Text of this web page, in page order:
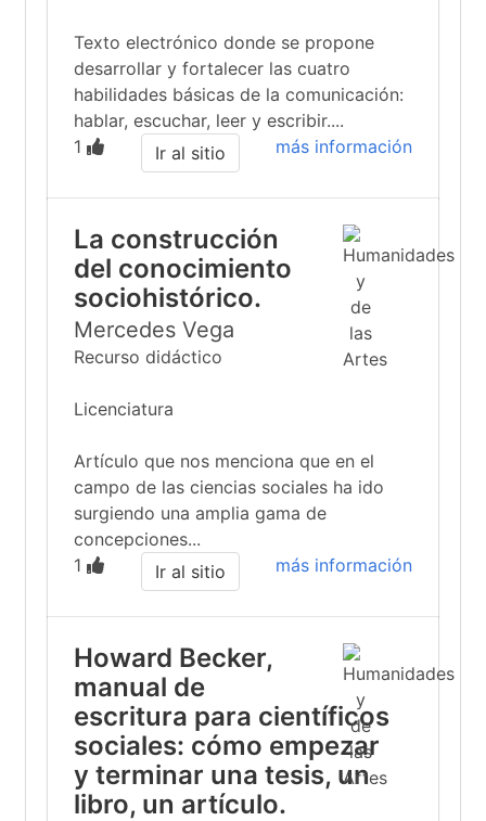
Texto electrónico donde se propone
desarrollar y fortalecer las cuatro
habilidades básicas de la comunicación:
hablar, escuchar, leer y escribir....
1
más información
Ir al sitio
La construcción
del conocimiento
sociohistórico.
Mercedes Vega
Recurso didáctico
Licenciatura
Artículo que nos menciona que en el
campo de las ciencias sociales ha ido
surgiendo una amplia gama de
concepciones...
1
más información
Ir al sitio
Howard Becker,
manual de
escritura para científicos
sociales: cómo empezar
y terminar una tesis, un
libro, un artículo.